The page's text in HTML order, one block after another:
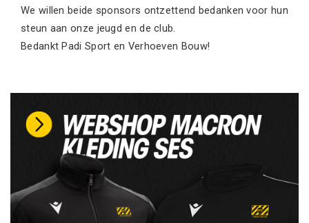
We willen beide sponsors ontzettend bedanken voor hun
steun aan onze jeugd en de club.
Bedankt Padi Sport en Verhoeven Bouw!